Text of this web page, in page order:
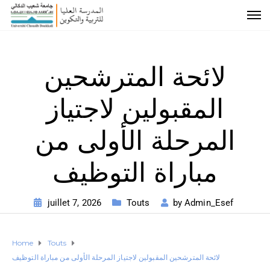
لائحة المترشحين
المقبولين لاجتياز
المرحلة الأولى من
مباراة التوظيف
juillet 7, 2026 Touts byAdmin_Esef
Home
Touts
لائحة المترشحين المقبولين لاجتياز المرحلة الأولى من مباراة التوظيف